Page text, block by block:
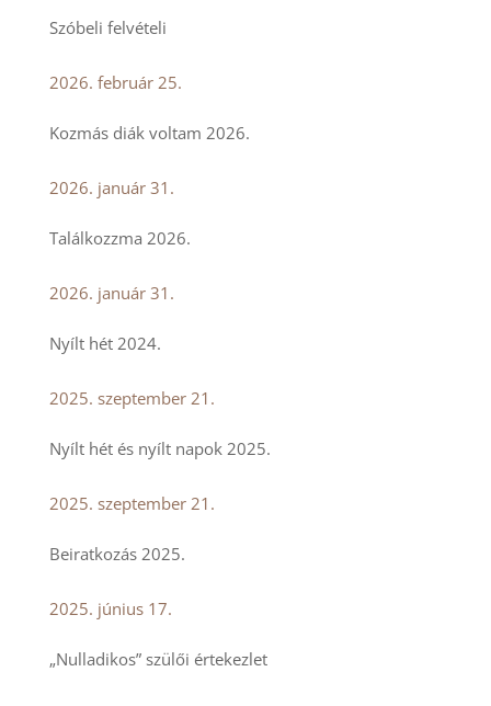
Szóbeli felvételi
2026. február 25.
Kozmás diák voltam 2026.
2026. január 31.
Találkozzma 2026.
2026. január 31.
Nyílt hét 2024.
2025. szeptember 21.
Nyílt hét és nyílt napok 2025.
2025. szeptember 21.
Beiratkozás 2025.
2025. június 17.
„Nulladikos” szülői értekezlet